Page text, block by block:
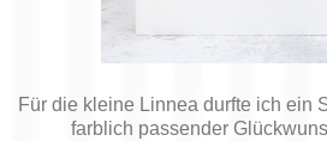
Für die kleine Linnea durfte ich ein
farblich passender